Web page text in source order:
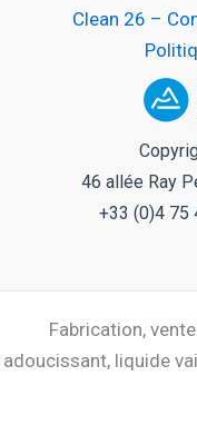
Clean 26 –
46 allée Ray
+33 (0)4 75
Fabrication,
adoucissant, liquide